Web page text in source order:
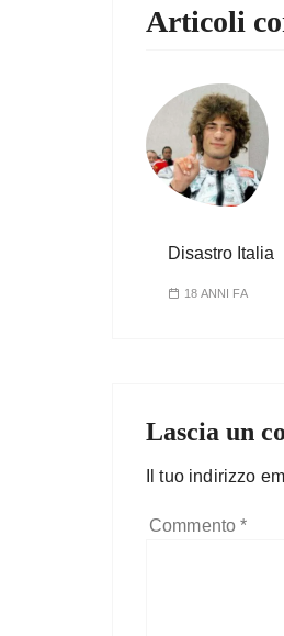
Articoli
Disastro Italia
18 ANNI FA
Lascia un
Il tuo indirizzo
Commento*